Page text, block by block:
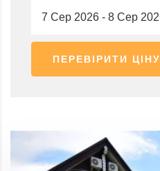
ПЕРЕВІРИТИ ЦІНУ